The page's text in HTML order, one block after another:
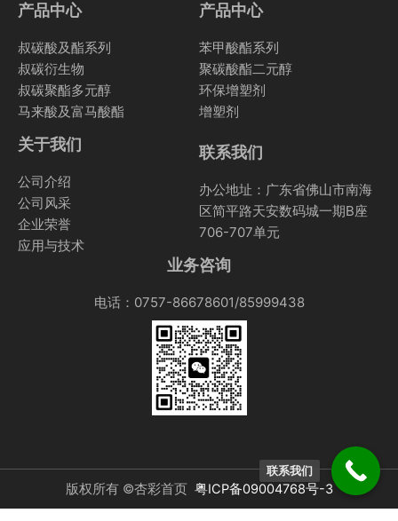
产品中心
叔碳酸及酯系列
叔碳衍生物
叔碳聚酯多元醇
马来酸及富马酸酯
产品中心
苯甲酸酯系列
聚碳酸酯二元醇
环保增塑剂
增塑剂
关于我们
公司介绍
公司风采
企业荣誉
应用与技术
联系我们
办公地址：广东省佛山市南海
区简平路天安数码城一期B座
706-707单元
业务咨询
电话：0757-86678601/85999438
版权所有 ©杏彩首页 粤ICP备09004768号-3
联系我们